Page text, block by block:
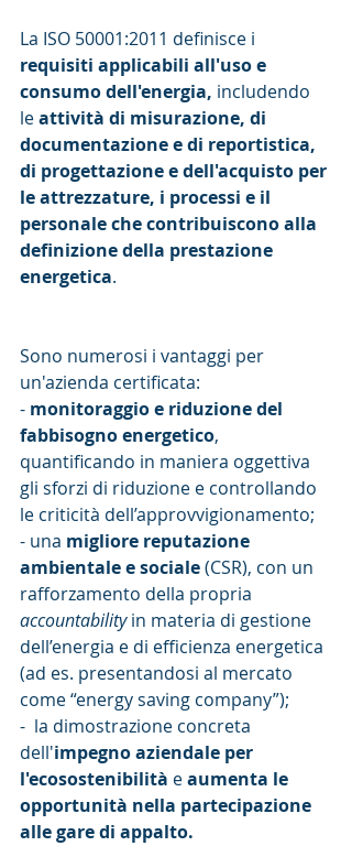
La ISO 50001:2011 definisce i
requisiti applicabili all'uso e
consumo dell'energia, includendo
le attività di misurazione, di
documentazione e di reportistica,
di progettazione e dell'acquisto per
le attrezzature, i processi e il
personale che contribuiscono alla
definizione della prestazione
energetica.
Sono numerosi i vantaggi per
un'azienda certificata:
- monitoraggio e riduzione del
fabbisogno energetico,
quantificando in maniera oggettiva
gli sforzi di riduzione e controllando
le criticità dell’approvvigionamento;
- una migliore reputazione
ambientale e sociale (CSR), con un
rafforzamento della propria
accountability in materia di gestione
dell’energia e di efficienza energetica
(ad es. presentandosi al mercato
come “energy saving company”);
-  la dimostrazione concreta
dell'impegno aziendale per
l'ecosostenibilità e aumenta le
opportunità nella partecipazione
alle gare di appalto.